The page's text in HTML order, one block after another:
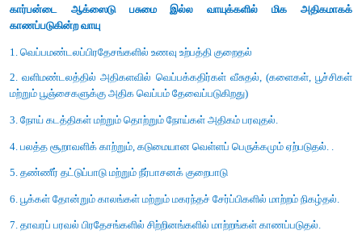
அமைப்புச் சேவைகளை அண்டை பகுதிகளுக்கு வழங்கும்.
மண்ணின் வளத்தை பாதுகாக்கிறது.
* கோவில் காடுகளில் ஆயுர்வேத மருத்துவ தாவரங்கள். மேலும்
சிற்றினங்கள் பாதுகாக்கப்படுகின்றன.
* அச்சுறுத்தலுக்குண்டான சிற்றினங்களுக்கு உறைவிடம்
வழங்குவதோடு மட்டுமல்லாமல் சமுதாயத்திற்கான கல்வி மற்றும்
* ஒவ்வொரு கிராமத்துக் கோயில் காடுகளும் ஐயனார்